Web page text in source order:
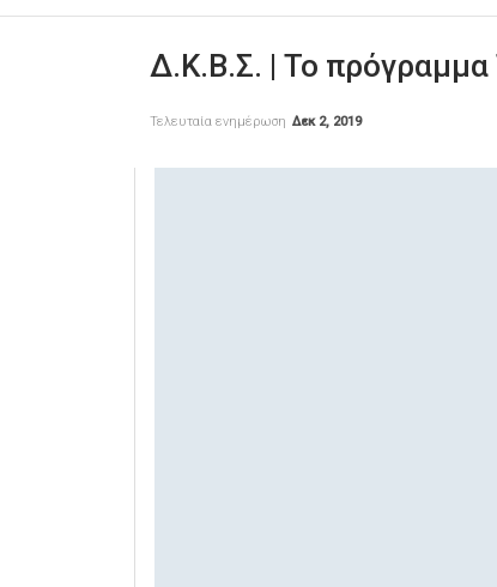
Δ.Κ.Β.Σ. | Το πρόγραμμα
Τελευταία ενημέρωση Δεκ 2, 2019